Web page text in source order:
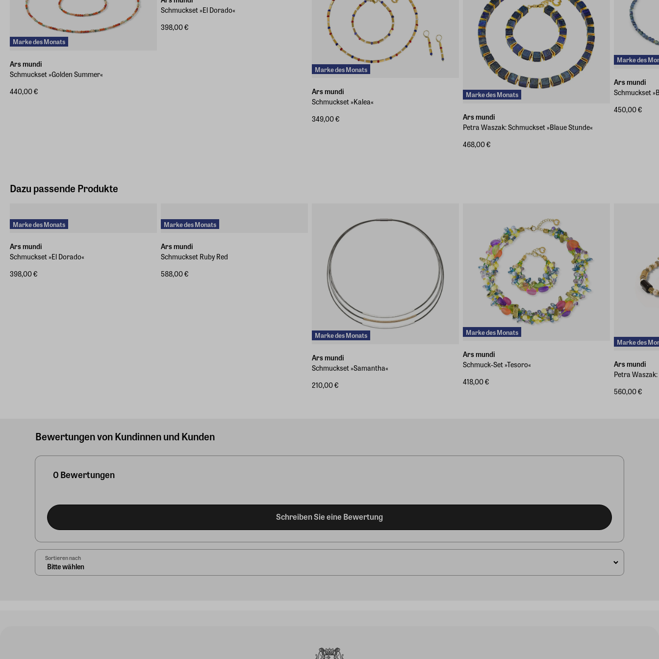
Marke des Monats
Ars mundi
Schmuckset »Golden Summer«
440,00 €
Schmuckset »El Dorado«
398,00 €
Marke des Monats
Ars mundi
Schmuckset »Kalea«
349,00 €
Marke des Monats
Ars mundi
Petra Waszak: Schmuckset »Blaue Stunde«
468,00 €
Marke des
Ars mundi
Schmuckset
450,00 €
Dazu passende Produkte
Marke des Monats
Ars mundi
Schmuckset »El Dorado«
398,00 €
Marke des Monats
Ars mundi
Schmuckset Ruby Red
588,00 €
Marke des Monats
Ars mundi
Schmuckset »Samantha«
210,00 €
Marke des Monats
Ars mundi
Schmuck-Set »Tesoro«
418,00 €
Marke des
Ars mundi
Petra
560,00 €
Bewertungen von Kundinnen und Kunden
0 Bewertungen
Schreiben Sie eine Bewertung
Sortieren nach